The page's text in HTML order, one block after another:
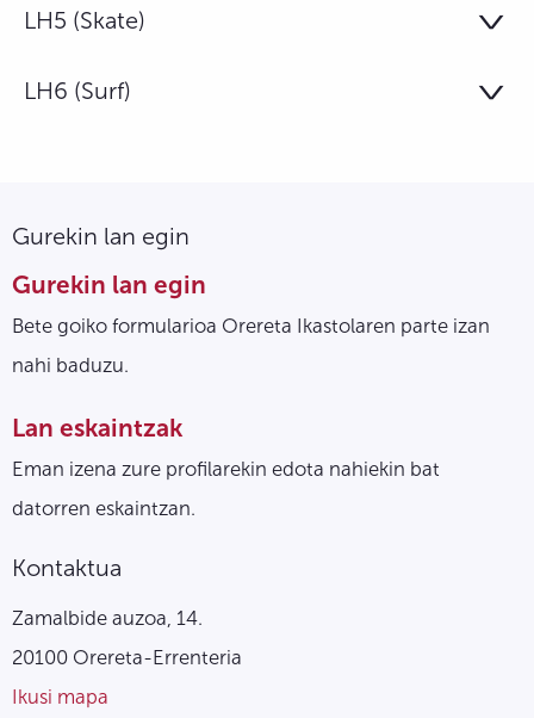
LH5 (Skate)
LH6 (Surf)
Gurekin lan egin
Gurekin lan egin
Bete goiko formularioa Orereta Ikastolaren parte izan
nahi baduzu.
Lan eskaintzak
Eman izena zure profilarekin edota nahiekin bat
datorren eskaintzan.
Kontaktua
Zamalbide auzoa, 14.
20100 Orereta-Errenteria
Ikusi mapa